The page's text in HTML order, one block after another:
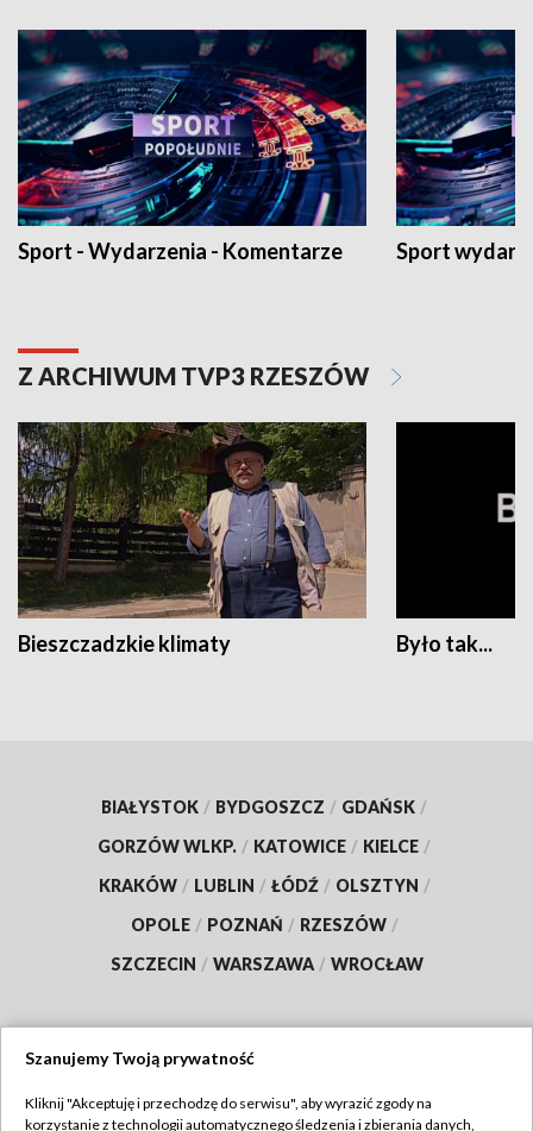
Sport - Wydarzenia - Komentarze Sport
Z ARCHIWUM TVP3 RZESZÓW
Bieszczadzkie klimaty Było tak...
BIAŁYSTOK / BYDGOSZCZ / GDAŃSK /
GORZÓW WLKP. / KATOWICE / KIELCE /
KRAKÓW / LUBLIN / ŁÓDŹ / OLSZTYN /
OPOLE / POZNAŃ / RZESZÓW /
SZCZECIN / WARSZAWA / WROCŁAW
Szanujemy Twoją prywatność
Kliknij "Akceptuję i przechodzę do serwisu", aby wyrazić zgody na
korzystanie z technologii automatycznego śledzenia i zbierania danych,